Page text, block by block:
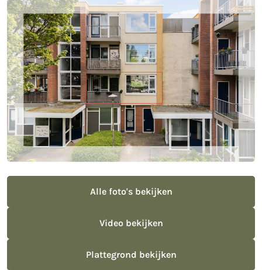
Alle foto's bekijken
Video bekijken
Plattegrond bekijken